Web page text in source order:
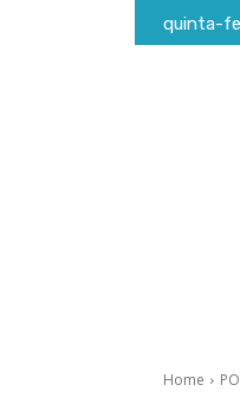
quinta-
Home